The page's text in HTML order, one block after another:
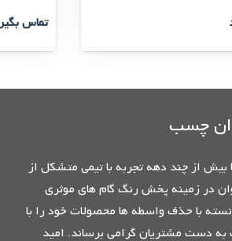
تماس
چسب
بیش از چند دهه تجربه با تیمی متشکل از
در زمینه پخش رنگ گام های موثری
با حذف واسطه ها محصولات خود را با
به دست مشتریان گرامی برساند. امید